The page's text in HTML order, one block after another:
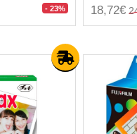
- 23% 18,72€